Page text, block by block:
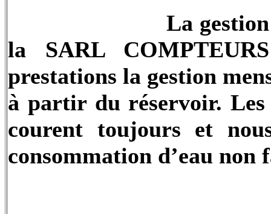
La
la SARL
prestations la gestion
à partir du réservoir. Les
courent toujours et
consommation d’eau non